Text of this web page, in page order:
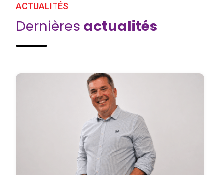
ACTUALITÉS
Dernières actualités